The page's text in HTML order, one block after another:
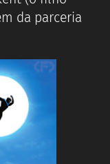
da parceria